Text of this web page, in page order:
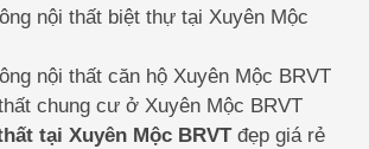
nội thất biệt thự tại Xuyên Mộc
nội thất căn hộ Xuyên Mộc BRVT
chung cư ở Xuyên Mộc BRVT
tại Xuyên Mộc BRVTđẹp giá rẻ